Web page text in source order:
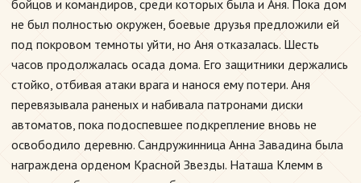
бойцов и командиров, среди которых была и Аня. Пока дом
не был полностью окружен, боевые друзья предложили ей
под покровом темноты уйти, но Аня отказалась. Шесть
часов продолжалась осада дома. Его защитники держались
стойко, отбивая атаки врага и нанося ему потери. Аня
перевязывала раненых и набивала патронами диски
автоматов, пока подоспевшее подкрепление вновь не
освободило деревню. Сандружинница Анна Завадина была
награждена орденом Красной Звезды. Наташа Клемм в